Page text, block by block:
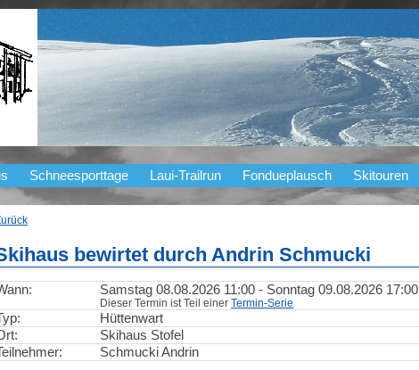
Schneesporttage Laui-Trailrun Fondueplausch Skitouren
bewirtet durch Andrin Schmucki
Samstag 08.08.2026 11:00 - Sonntag 09.08.2026 17:00
Dieser Termin ist Teil einer Termin-Serie
Hüttenwart
Skihaus Stofel
Schmucki Andrin